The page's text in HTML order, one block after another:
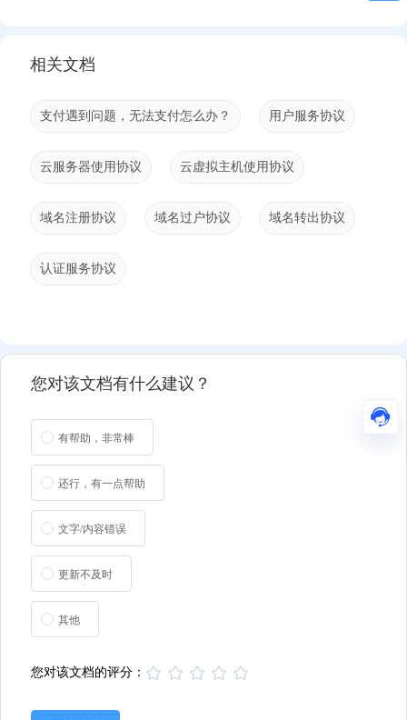
相关文档
支付遇到问题，无法支付怎么办？ 用户服务协议
云服务器使用协议 云虚拟主机使用协议
域名注册协议 域名过户协议 域名转出协议
认证服务协议
您对该文档有什么建议？
有帮助，非常棒
还行，有一点帮助
文字/内容错误
更新不及时
其他
您对该文档的评分：